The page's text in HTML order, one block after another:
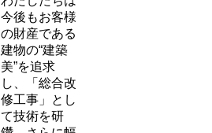
しっかりとコ
ミュニケーシ
ョンを取るこ
とにも配慮
し、御陰様を
もちまして今
日、多くのリ
ピート相談も